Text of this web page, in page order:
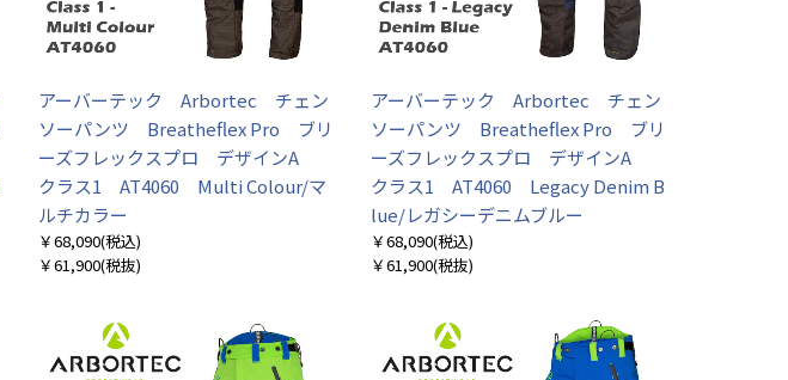
アーバーテック Arbortec チェン
ソーパンツ Breatheflex Pro ブリ
ーズフレックスプロ デザインA
クラス1 AT4060 Multi Colour/マ
ルチカラー
￥68,090(税込)
￥61,900(税抜)
アーバーテック Arbortec チェン
ソーパンツ Breatheflex Pro ブリ
ーズフレックスプロ デザインA
クラス1 AT4060 Legacy Denim B
lue/レガシーデニムブルー
￥68,090(税込)
￥61,900(税抜)